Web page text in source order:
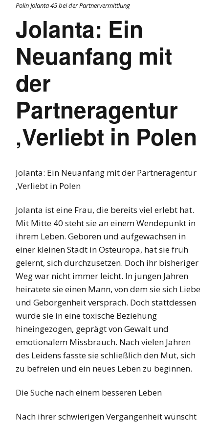
Polin Jolanta 45 bei der Partnervermittlung
Jolanta: Ein
Neuanfang mit
der
Partneragentur
‚Verliebt in Polen
Jolanta: Ein Neuanfang mit der Partneragentur
‚Verliebt in Polen
Jolanta ist eine Frau, die bereits viel erlebt hat.
Mit Mitte 40 steht sie an einem Wendepunkt in
ihrem Leben. Geboren und aufgewachsen in
einer kleinen Stadt in Osteuropa, hat sie früh
gelernt, sich durchzusetzen. Doch ihr bisheriger
Weg war nicht immer leicht. In jungen Jahren
heiratete sie einen Mann, von dem sie sich Liebe
und Geborgenheit versprach. Doch stattdessen
wurde sie in eine toxische Beziehung
hineingezogen, geprägt von Gewalt und
emotionalem Missbrauch. Nach vielen Jahren
des Leidens fasste sie schließlich den Mut, sich
zu befreien und ein neues Leben zu beginnen.
Die Suche nach einem besseren Leben
Nach ihrer schwierigen Vergangenheit wünscht